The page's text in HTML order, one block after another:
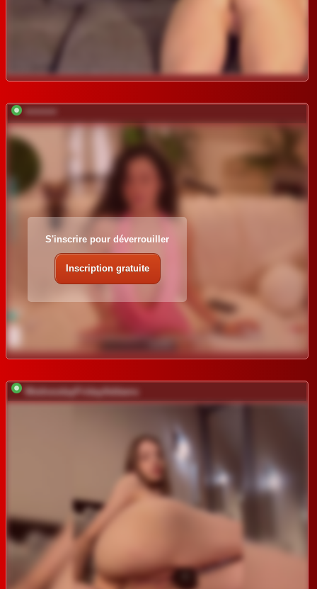
S'inscrire pour déverrouiller
Inscription gratuite
WednesdayFridayAddams